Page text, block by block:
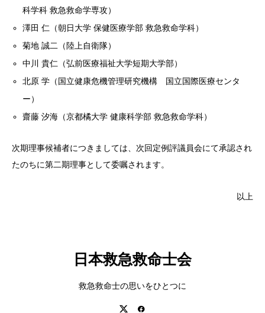
科学科 救急救命学専攻）
澤田 仁（朝日大学 保健医療学部 救急救命学科）
菊地 誠二（陸上自衛隊）
中川 貴仁（弘前医療福祉大学短期大学部）
北原 学（国立健康危機管理研究機構 国立国際医療センタ
ー）
齋藤 汐海（京都橘大学 健康科学部 救急救命学科）
次期理事候補者につきましては、次回定例評議員会にて承認され
たのちに第二期理事として委嘱されます。
以上
日本救急救命士会
救急救命士の思いをひとつに